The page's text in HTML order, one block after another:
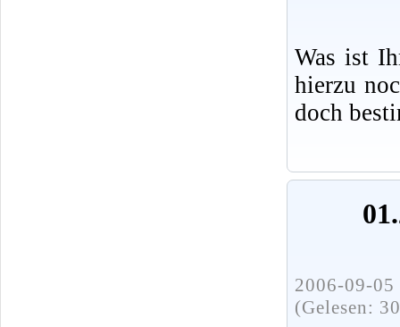
Was ist
hierzu
doch
2006-09-
(Gelesen: